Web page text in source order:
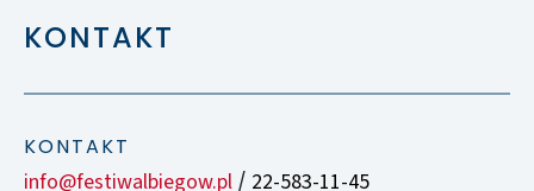
KONTAKT
KONTAKT
info@festiwalbiegow.pl / 22-583-11-45